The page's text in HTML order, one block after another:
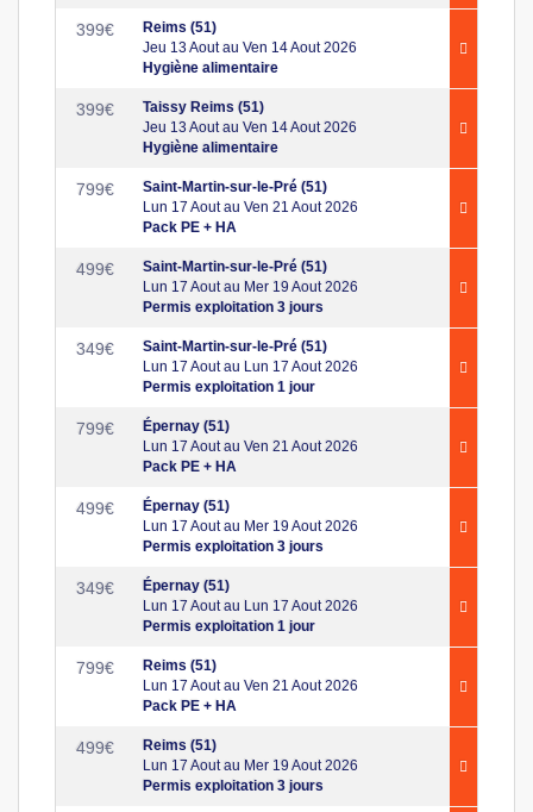
399€
Reims (51)
Jeu 13 Aout au Ven 14 Aout 2026
Hygiène alimentaire
399€
Taissy Reims (51)
Jeu 13 Aout au Ven 14 Aout 2026
Hygiène alimentaire
799€
Saint-Martin-sur-le-Pré (51)
Lun 17 Aout au Ven 21 Aout 2026
Pack PE + HA
499€
Saint-Martin-sur-le-Pré (51)
Lun 17 Aout au Mer 19 Aout 2026
Permis exploitation 3 jours
349€
Saint-Martin-sur-le-Pré (51)
Lun 17 Aout au Lun 17 Aout 2026
Permis exploitation 1 jour
799€
Épernay (51)
Lun 17 Aout au Ven 21 Aout 2026
Pack PE + HA
499€
Épernay (51)
Lun 17 Aout au Mer 19 Aout 2026
Permis exploitation 3 jours
349€
Épernay (51)
Lun 17 Aout au Lun 17 Aout 2026
Permis exploitation 1 jour
799€
Reims (51)
Lun 17 Aout au Ven 21 Aout 2026
Pack PE + HA
499€
Reims (51)
Lun 17 Aout au Mer 19 Aout 2026
Permis exploitation 3 jours